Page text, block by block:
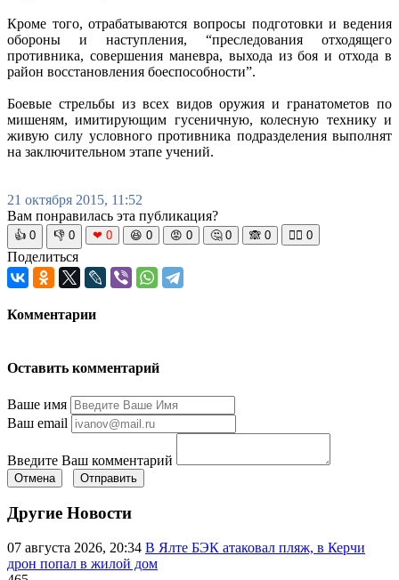
Кроме того, отрабатываются вопросы подготовки и ведения
обороны и наступления, “преследования отходящего
противника, совершения маневра, выхода из боя и отхода в
район восстановления боеспособности”.
Боевые стрельбы из всех видов оружия и гранатометов по
мишеням, имитирующим гусеничную, колесную технику и
живую силу условного противника подразделения выполнят
на заключительном этапе учений.
21 октября 2015, 11:52
Вам понравилась эта публикация?
👍 0 👎 0 ❤ 0 😆 0 😡 0 🤔 0 🙈 0 🧘‍♀️ 0
Поделиться
Комментарии
Оставить комментарий
Ваше имя
Ваш email
Введите Ваш комментарий
Отмена Отправить
Другие Новости
07 августа 2026, 20:34 В Ялте БЭК атаковал пляж, в Керчи
дрон попал в жилой дом